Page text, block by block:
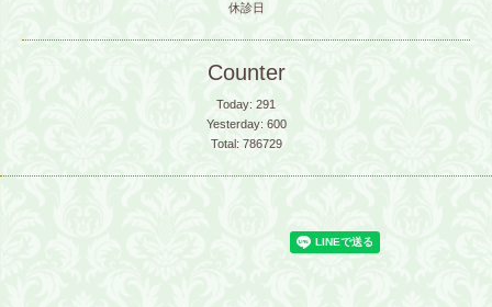
休診日
Counter
Today: 291
Yesterday: 600
Total: 786729